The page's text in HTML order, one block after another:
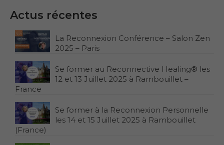
Actus récentes
La Reconnexion Conférence – Salon Zen
2025 – Paris
Se former au Reconnective Healing® les
12 et 13 Juillet 2025 à Rambouillet –
France
Se former à la Reconnexion Personnelle
les 14 et 15 Juillet 2025 à Rambouillet
(France)